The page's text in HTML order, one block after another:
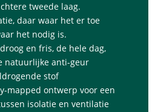
tweede laag.
daar waar het er toe
het nodig is.
en fris, de hele dag,
natuurlijke anti-geur
stof
mapped ontwerp voor een
isolatie en ventilatie